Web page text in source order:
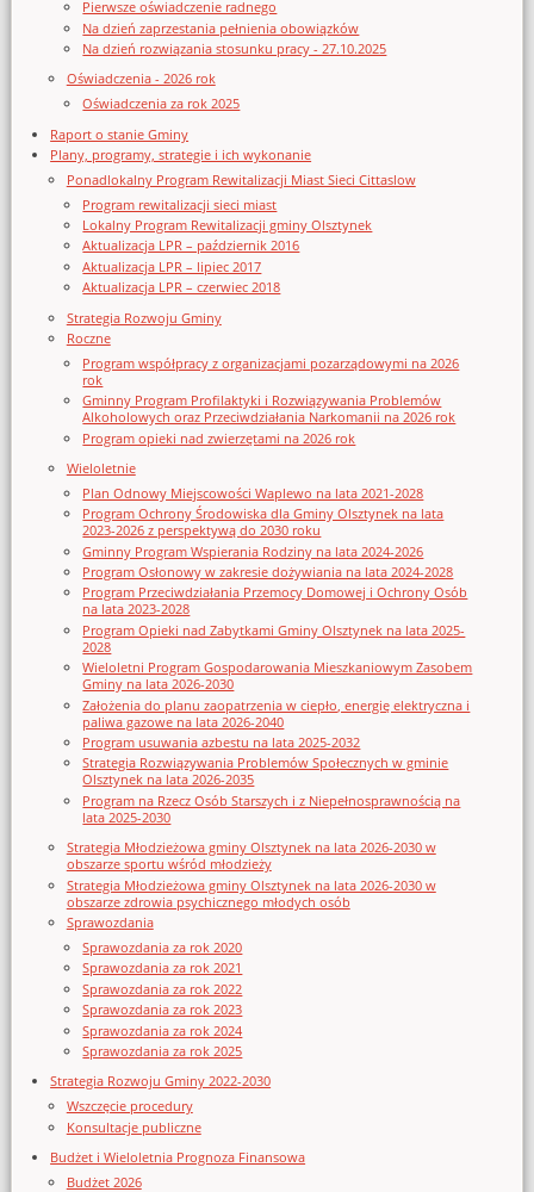
Pierwsze oświadczenie radnego
Na dzień zaprzestania pełnienia obowiązków
Na dzień rozwiązania stosunku pracy - 27.10.2025
Oświadczenia - 2026 rok
Oświadczenia za rok 2025
Raport o stanie Gminy
Plany, programy, strategie i ich wykonanie
Ponadlokalny Program Rewitalizacji Miast Sieci Cittaslow
Program rewitalizacji sieci miast
Lokalny Program Rewitalizacji gminy Olsztynek
Aktualizacja LPR – październik 2016
Aktualizacja LPR – lipiec 2017
Aktualizacja LPR – czerwiec 2018
Strategia Rozwoju Gminy
Roczne
Program współpracy z organizacjami pozarządowymi na 2026
rok
Gminny Program Profilaktyki i Rozwiązywania Problemów
Alkoholowych oraz Przeciwdziałania Narkomanii na 2026 rok
Program opieki nad zwierzętami na 2026 rok
Wieloletnie
Plan Odnowy Miejscowości Waplewo na lata 2021-2028
Program Ochrony Środowiska dla Gminy Olsztynek na lata
2023-2026 z perspektywą do 2030 roku
Gminny Program Wspierania Rodziny na lata 2024-2026
Program Osłonowy w zakresie dożywiania na lata 2024-2028
Program Przeciwdziałania Przemocy Domowej i Ochrony Osób
na lata 2023-2028
Program Opieki nad Zabytkami Gminy Olsztynek na lata 2025-
2028
Wieloletni Program Gospodarowania Mieszkaniowym Zasobem
Gminy na lata 2026-2030
Założenia do planu zaopatrzenia w ciepło, energię elektryczna i
paliwa gazowe na lata 2026-2040
Program usuwania azbestu na lata 2025-2032
Strategia Rozwiązywania Problemów Społecznych w gminie
Olsztynek na lata 2026-2035
Program na Rzecz Osób Starszych i z Niepełnosprawnością na
lata 2025-2030
Strategia Młodzieżowa gminy Olsztynek na lata 2026-2030 w
obszarze sportu wśród młodzieży
Strategia Młodzieżowa gminy Olsztynek na lata 2026-2030 w
obszarze zdrowia psychicznego młodych osób
Sprawozdania
Sprawozdania za rok 2020
Sprawozdania za rok 2021
Sprawozdania za rok 2022
Sprawozdania za rok 2023
Sprawozdania za rok 2024
Sprawozdania za rok 2025
Strategia Rozwoju Gminy 2022-2030
Wszczęcie procedury
Konsultacje publiczne
Budżet i Wieloletnia Prognoza Finansowa
Budżet 2026